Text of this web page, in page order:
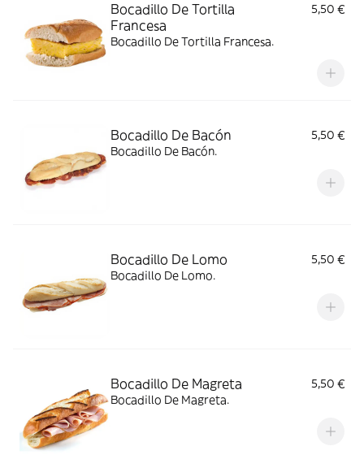
Bocadillo De Tortilla
Francesa
5,50 €
Bocadillo De Tortilla Francesa.
Bocadillo De Bacón
5,50 €
Bocadillo De Bacón.
Bocadillo De Lomo
5,50 €
Bocadillo De Lomo.
Bocadillo De Magreta
5,50 €
Bocadillo De Magreta.